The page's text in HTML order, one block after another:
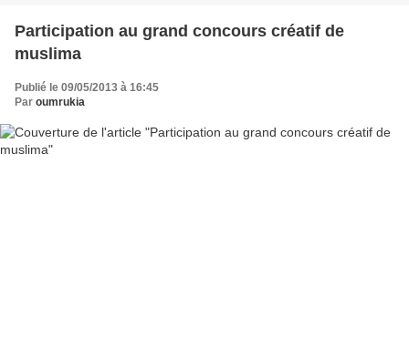
Participation au grand concours créatif de
muslima
Publié le 09/05/2013 à 16:45
Par oumrukia